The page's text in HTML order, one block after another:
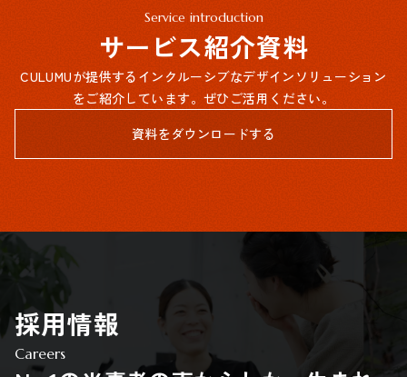
Service introduction
サービス紹介資料
CULUMUが提供するインクルーシブなデザインソリューション
をご紹介しています。ぜひご活用ください。
資料をダウンロードする
採用情報
Careers